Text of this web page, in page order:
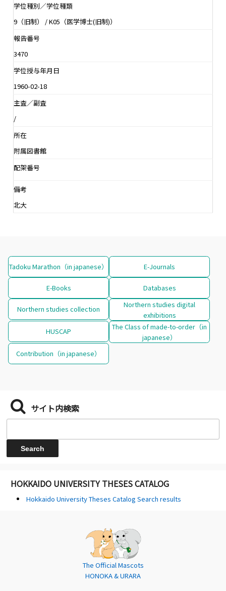
学位種別／学位種類
9（旧制） / K05（医学博士(旧制)）
報告番号
3470
学位授与年月日
1960-02-18
主査／副査
/
所在
附属図書館
配架番号
備考
北大
Tadoku Marathon（in japanese） E-Journals
E-Books Databases
Northern studies collection
Northern studies digital
exhibitions
HUSCAP
The Class of made-to-order（in
japanese）
Contribution（in japanese）
サイト内検索
HOKKAIDO UNIVERSITY THESES CATALOG
Hokkaido University Theses Catalog Search results
The Official Mascots
HONOKA & URARA